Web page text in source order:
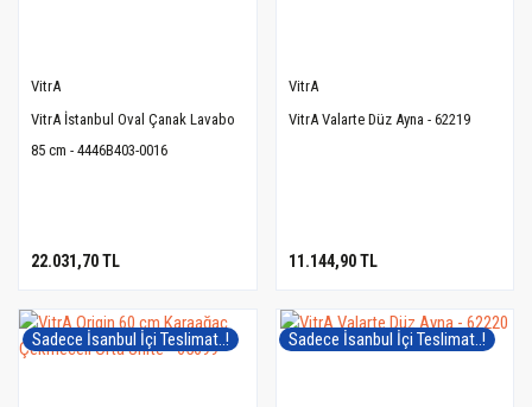
VitrA
VitrA İstanbul Oval Çanak Lavabo
85 cm - 4446B403-0016
22.031,70 TL
VitrA
VitrA Valarte Düz Ayna - 62219
11.144,90 TL
Sadece İsanbul İçi Teslimat..! Sadece İsanbul İçi Teslimat..!